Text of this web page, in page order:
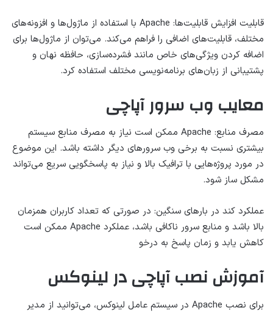
قابلیت افزایش قابلیت‌ها: Apache با استفاده از ماژول‌ها و افزونه‌های
مختلف، قابلیت‌های اضافی را فراهم می‌کند. می‌توان از ماژول‌ها برای
اضافه کردن ویژگی‌های خاص مانند فشرده‌سازی، حافظه نهان و
پشتیبانی از زبان‌های برنامه‌نویسی مختلف استفاده کرد.
معایب وب سرور آپاچی
مصرف منابع: Apache ممکن است نیاز به مصرف منابع سیستم
بیشتری نسبت به برخی وب سرورهای دیگر داشته باشد. این موضوع
در مورد پروژه‌هایی با ترافیک بالا و نیاز به پاسخگویی سریع می‌تواند
مشکل ساز شود.
عملکرد کند در بارهای سنگین: در صورتی که تعداد کاربران همزمان
بالا باشد و منابع سرور ناکافی باشد، عملکرد Apache ممکن است
کاهش یابد و زمان پاسخ به درخو
آموزش نصب آپاچی در لینوکس
برای نصب Apache در سیستم عامل لینوکس، می‌توانید از مدیر